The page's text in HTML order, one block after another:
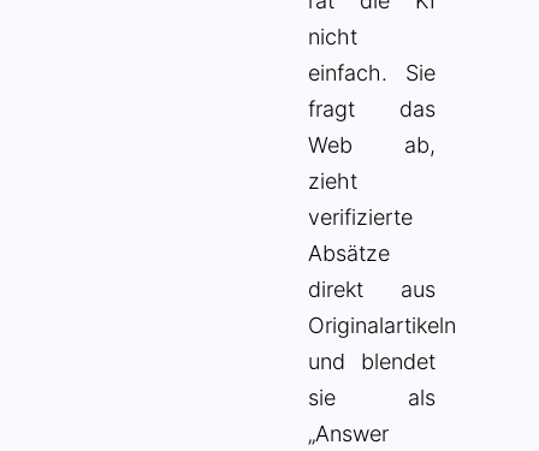
nicht
einfach. Sie
fragt das
Web ab,
zieht
verifizierte
Absätze
direkt aus
Originalartikeln
und blendet
sie als
„Answer